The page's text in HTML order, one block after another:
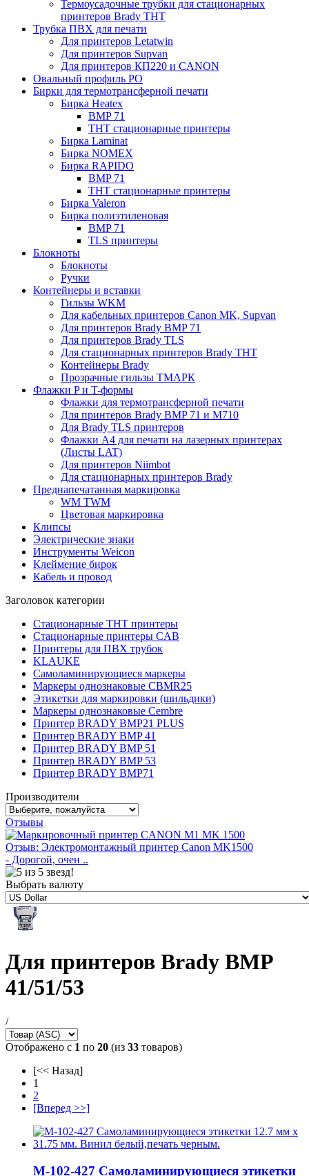
Термоусадочные трубки для стационарных
принтеров Brady THT
Трубка ПВХ для печати
Для принтеров Letatwin
Для принтеров Supvan
Для принтеров КП220 и CANON
Овальный профиль PO
Бирки для термотрансферной печати
Бирка Heatex
BMP 71
THT стационарные принтеры
Бирка Laminat
Бирка NOMEX
Бирка RAPIDO
BMP 71
THT стационарные принтеры
Бирка Valeron
Бирка полиэтиленовая
BMP 71
TLS принтеры
Блокноты
Блокноты
Ручки
Контейнеры и вставки
Гильзы WKM
Для кабельных принтеров Canon MK, Supvan
Для принтеров Brady BMP 71
Для принтеров Brady TLS
Для стационарных принтеров Brady THT
Контейнеры Brady
Прозрачные гильзы ТМАРК
Флажки P и T-формы
Флажки для термотрансферной печати
Для принтеров Brady BMP 71 и M710
Для Brady TLS принтеров
Флажки A4 для печати на лазерных принтерах
(Листы LAT)
Для принтеров Niimbot
Для стационарных принтеров Brady
Преднапечатанная маркировка
WM TWM
Цветовая маркировка
Клипсы
Электрические знаки
Инструменты Weicon
Клеймение бирок
Кабель и провод
Заголовок категории
Стационарные THT принтеры
Стационарные принтеры CAB
Принтеры для ПВХ трубок
KLAUKE
Самоламинирующиеся маркеры
Маркеры однознаковые CBMR25
Этикетки для маркировки (шильдики)
Маркеры однознаковые Cembre
Принтер BRADY BMP21 PLUS
Принтер BRADY BMP 41
Принтер BRADY BMP 51
Принтер BRADY BMP 53
Принтер BRADY BMP71
Производители
Отзывы
Отзыв: Электромонтажный принтер Canon MK1500
- Дорогой, очен ..
Выбрать валюту
Для принтеров Brady BMP
41/51/53
/
Отображено с 1 по 20 (из 33 товаров)
[<< Назад]
1
2
[Вперед >>]
M-102-427 Самоламинирующиеся этикетки